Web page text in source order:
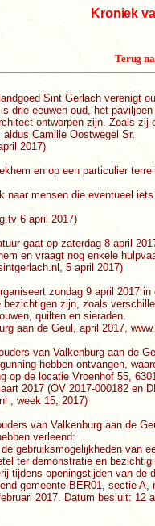
Kroniek
Terug
Sint Gerlach verenigt
drie eeuwen oud, het
ontworpen zijn. Zoals zij
aldus Camille Oostwegel Sr.
2017)
en op een particulier
naar mensen die eventueel
6 april 2017)
gaat op zaterdag 8 april
en vraagt nog enkele
5 april 2017)
zondag 9 april 2017
zijn, zoals
quilten en sieraden.
aan de Geul, april 2017,
van Valkenburg aan de
hebben ontvangen,
op de locatie Vroenhof 55,
2017 (OV 2017-000182 en
, week 15, 2017)
van Valkenburg aan de
verleend:
gebruiksmogelijkheden van
ter demonstratie en
tijdens openingstijden van de
gemeente BER01, sectie
2017. Datum besluit: 12